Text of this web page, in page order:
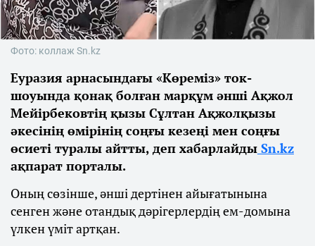
Фото: коллаж Sn.kz
Еуразия арнасындағы «Көреміз» ток-
шоуында қонақ болған марқұм әнші Ақжол
Мейірбековтің қызы Сұлтан Ақжолқызы
әкесінің өмірінің соңғы кезеңі мен соңғы
өсиеті туралы айтты, деп хабарлайды Sn.kz
ақпарат порталы.
Оның сөзінше, әнші дертінен айығатынына
сенген және отандық дәрігерлердің ем-домына
үлкен үміт артқан.